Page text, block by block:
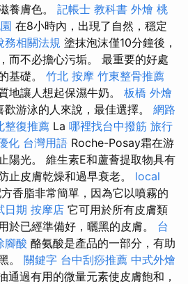
養膚色。 記帳士 教科書 外燴 桃
在8小時內，出現了自然，穩定
務相關法規 塗抹泡沫僅10分鐘後，
而不必擔心污垢。 最重要的好處
基礎。 竹北 按摩 竹東整骨推薦
地讓人想起保濕牛奶。 板橋 外燴
歡游泳的人來說，最佳選擇。 網路
整復推薦 La 哪裡找台中撥筋 旅行
化 台灣用語 Roche-Posay霜在游
陽光。 維生素E和蘆薈提取物具有
止皮膚乾燥和過早衰老。 local
香脂非常簡單，因為它以噴霧的
日期 按摩店 它可用於所有皮膚類
於已經準備好，曬黑的皮膚。 台
腳酸 酪氨酸是產品的一部分，有助
。 關鍵字 台中刮痧推薦 中式外燴
通過有用的微量元素使皮膚飽和，